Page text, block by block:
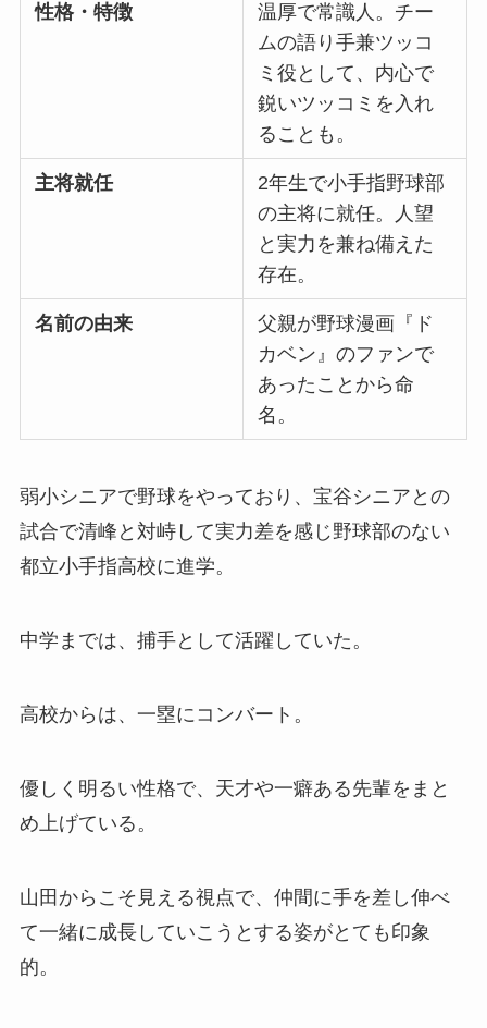
性格・特徴
温厚で常識人。チー
ムの語り手兼ツッコ
ミ役として、内心で
鋭いツッコミを入れ
ることも。
主将就任
2年生で小手指野球部
の主将に就任。人望
と実力を兼ね備えた
存在。
名前の由来
父親が野球漫画『ド
カベン』のファンで
あったことから命
名。
弱小シニアで野球をやっており、宝谷シニアとの
試合で清峰と対峙して実力差を感じ野球部のない
都立小手指高校に進学。
中学までは、捕手として活躍していた。
高校からは、一塁にコンバート。
優しく明るい性格で、天才や一癖ある先輩をまと
め上げている。
山田からこそ見える視点で、仲間に手を差し伸べ
て一緒に成長していこうとする姿がとても印象
的。